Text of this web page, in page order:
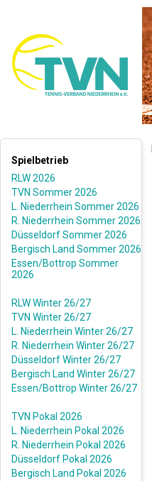
Spielbetrieb
RLW 2026
TVN Sommer 2026
L. Niederrhein Sommer 2026
R. Niederrhein Sommer 2026
Düsseldorf Sommer 2026
Bergisch Land Sommer 2026
Essen/Bottrop Sommer
2026
RLW Winter 26/27
TVN Winter 26/27
L. Niederrhein Winter 26/27
R. Niederrhein Winter 26/27
Düsseldorf Winter 26/27
Bergisch Land Winter 26/27
Essen/Bottrop Winter 26/27
TVN Pokal 2026
L. Niederrhein Pokal 2026
R. Niederrhein Pokal 2026
Düsseldorf Pokal 2026
Bergisch Land Pokal 2026